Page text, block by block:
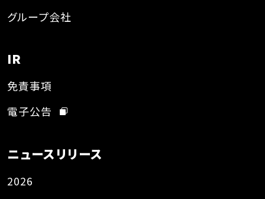
グループ会社
IR
免責事項
電子公告
ニュースリリース
2026